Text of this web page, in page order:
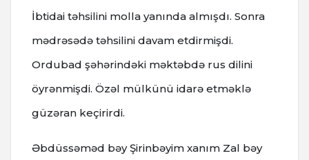
İbtidai təhsilini molla yanında almışdı. Sonra
mədrəsədə təhsilini davam etdirmişdi.
Ordubad şəhərindəki məktəbdə rus dilini
öyrənmişdi. Özəl mülkünü idarə etməklə
güzəran keçirirdi.
Əbdüssəməd bəy Şirinbəyim xanım Zal bəy